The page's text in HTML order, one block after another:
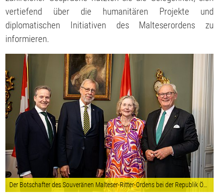
vertiefend über die humanitären Projekte und
diplomatischen Initiativen des Malteserordens zu
informieren.
Der Botschafter des Souveränen Malteser-Ritter-Ordens bei der Republik Österreich, S.E. Sebastian Prinz von Schoenaich-Carolath (re) mit Gattin, dem Großprior des Großpriorats von Österreich, Fra´ Gottfried Kühnelt-Leddihn, und dem Gesandten und bev. Minister der Botschaft, Constantin Hoheneck (li). © Fotocredit: Souveräner Malteser-Ritter-Orden – Stephan Schönlaub